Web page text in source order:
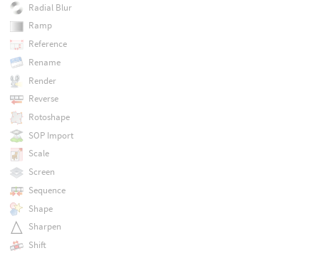
Radial Blur
Ramp
Reference
Rename
Render
Reverse
Rotoshape
SOP Import
Scale
Screen
Sequence
Shape
Sharpen
Shift